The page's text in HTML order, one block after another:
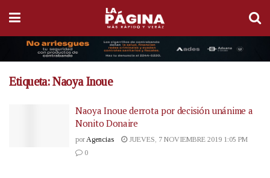
Etiqueta:Naoya Inoue
Naoya Inoue derrota por decisión unánime a
Nonito Donaire
por Agencias
JUEVES, 7 NOVIEMBRE 2019 1:05 PM
0